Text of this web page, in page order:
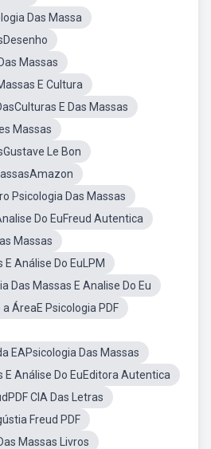
Das Massa
Massas
E Cultura
E Das Massas
Massas
Le Bon
Psicologia Das Massas
Do EuFreud Autentica
Massas
Análise Do EuLPM
Das Massas E Analise Do Eu
a ÁreaE Psicologia PDF
EAPsicologia Das Massas
E Análise Do EuEditora Autentica
CIA Das Letras
Freud PDF
Massas Livros